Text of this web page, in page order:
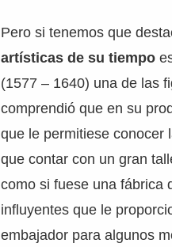
Pero si tenemos que
artísticas de su tiempo
(1577 – 1640) una de las
comprendió que en su
que le permitiese conocer
que contar con un gran
como si fuese una fábrica
influyentes que le
embajador para algunos